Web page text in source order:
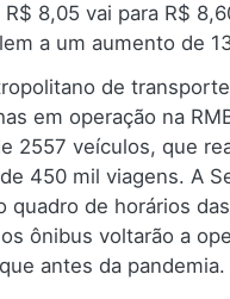
8,05 vai para R$
a um aumento de
de
em operação na
2557 veículos, que
450 mil viagens. A
quadro de horários
ônibus voltarão a
antes da pandemia.